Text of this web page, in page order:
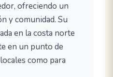
ofreciendo un
y comunidad. Su
en la costa norte
en un punto de
como para